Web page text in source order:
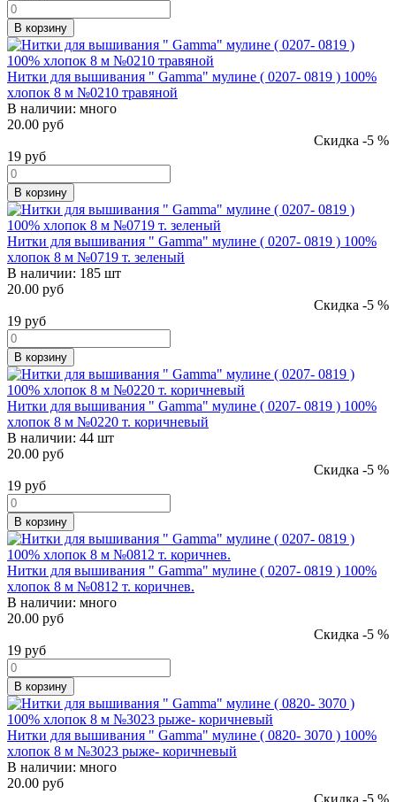
В корзину
Нитки для вышивания " Gamma" мулине ( 0207- 0819 ) 100%
хлопок 8 м №0210 травяной
В наличии: много
20.00 руб
Скидка -5 %
19 руб
В корзину
Нитки для вышивания " Gamma" мулине ( 0207- 0819 ) 100%
хлопок 8 м №0719 т. зеленый
В наличии: 185 шт
20.00 руб
Скидка -5 %
19 руб
В корзину
Нитки для вышивания " Gamma" мулине ( 0207- 0819 ) 100%
хлопок 8 м №0220 т. коричневый
В наличии: 44 шт
20.00 руб
Скидка -5 %
19 руб
В корзину
Нитки для вышивания " Gamma" мулине ( 0207- 0819 ) 100%
хлопок 8 м №0812 т. коричнев.
В наличии: много
20.00 руб
Скидка -5 %
19 руб
В корзину
Нитки для вышивания " Gamma" мулине ( 0820- 3070 ) 100%
хлопок 8 м №3023 рыже- коричневый
В наличии: много
20.00 руб
Скидка -5 %